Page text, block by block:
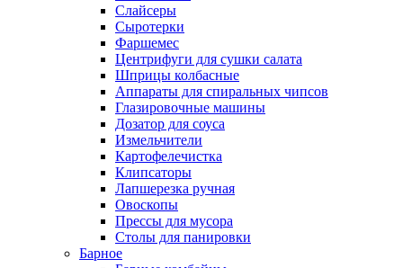
Слайсеры
Сыротерки
Фаршемес
Центрифуги для сушки салата
Шприцы колбасные
Аппараты для спиральных чипсов
Глазировочные машины
Дозатор для соуса
Измельчители
Картофелечистка
Клипсаторы
Лапшерезка ручная
Овоскопы
Прессы для мусора
Столы для панировки
Барное